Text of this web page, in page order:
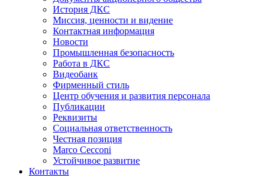
История ДКС
Миссия, ценности и видение
Контактная информация
Новости
Промышленная безопасность
Работа в ДКС
Видеобанк
Фирменный стиль
Центр обучения и развития персонала
Публикации
Реквизиты
Социальная ответственность
Честная позиция
Marco Cecconi
Устойчивое развитие
Контакты